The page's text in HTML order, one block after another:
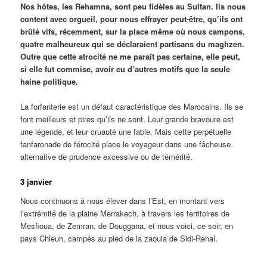
Nos hôtes, les Rehamna, sont peu fidèles au Sultan. Ils nous
content avec orgueil, pour nous effrayer peut-être, qu’ils ont
brûlé vifs, récemment, sur la place même où nous campons,
quatre malheureux qui se déclaraient partisans du maghzen.
Outre que cette atrocité ne me paraît pas certaine, elle peut,
si elle fut commise, avoir eu d’autres motifs que la seule
haine politique.
La forfanterie est un défaut caractéristique des Marocains. Ils se
font meilleurs et pires qu’ils ne sont. Leur grande bravoure est
une légende, et leur cruauté une fable. Mais cette perpétuelle
fanfaronade de férocité place le voyageur dans une fâcheuse
alternative de prudence excessive ou de témérité.
3 janvier
Nous continuons à nous élever dans l’Est, en montant vers
l’extrémité de la plaine Merrakech, à travers les territoires de
Mesfioua, de Zemran, de Douggana, et nous voici, ce soir, en
pays Chleuh, campés au pied de la zaouia de Sidi-Rehal.